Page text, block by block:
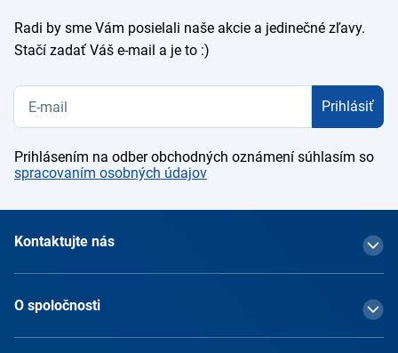
Radi by sme Vám posielali naše akcie a jedinečné zľavy.
Stačí zadať Váš e-mail a je to :)
Prihlásiť
Prihlásením na odber obchodných oznámení súhlasím so
spracovaním osobných údajov
Kontaktujte nás
O spoločnosti